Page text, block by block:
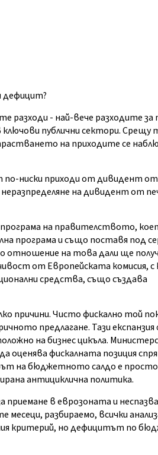
дефицит?
- най-вече разходите за
публични сектори. Срещу
на приходите се
по-ниски приходи от дивидент от
на дивидент от
на правителството,
програма и също поставя под
отношение на това дали ще
от Европейската комисия, с
средства, също създава
причини. Чисто фискално той
предлагане. Тази експанзия
на бизнес цикъла.
оценява фискалната позиция
на бюджетното салдо е просто
антициклична политика.
в еврозоната и
разбираемо, всички
критерий, но дефицитът по